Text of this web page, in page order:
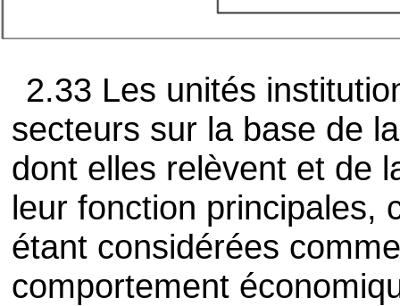
2.33 Les unités
secteurs sur la base de
dont elles relèvent et de
leur fonction principales,
étant considérées
comportement